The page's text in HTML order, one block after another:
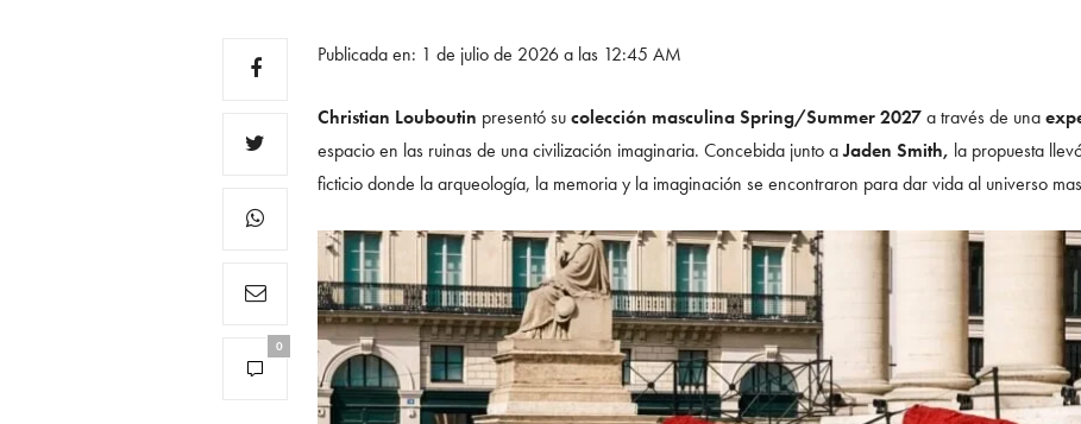
0
Publicada en: 1 de julio de 2026 a las 12:45 AM
Christian Louboutin presentó sucolección masculina Spring/Summer 2027a través de una
espacio en las ruinas de una civilización imaginaria. Concebida junto aJaden Smith, la propuesta
ficticio donde la arqueología, la memoria y la imaginación se encontraron para dar vida al universo